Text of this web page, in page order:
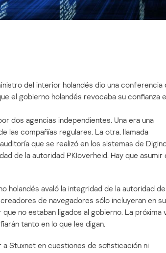
del interior holandés dio una conferencia
el gobierno holandés revocaba su confianza
dos agencias independientes. Una era una
las compañías regulares. La otra, llamada
que se realizó en los sistemas de
de la autoridad PKIoverheid. Hay que asumir
holandés avaló la integridad de la autoridad de
de navegadores sólo incluyeran en
no estaban ligados al gobierno. La próxima
tanto en lo que les digan.
Stuxnet en cuestiones de sofisticación ni